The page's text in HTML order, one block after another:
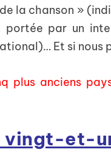
la chanson »
portée par un
Et si nous
plus anciens
vingt-et-